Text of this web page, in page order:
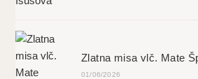
Zlatna misa vlč. Mate
01/06/2026